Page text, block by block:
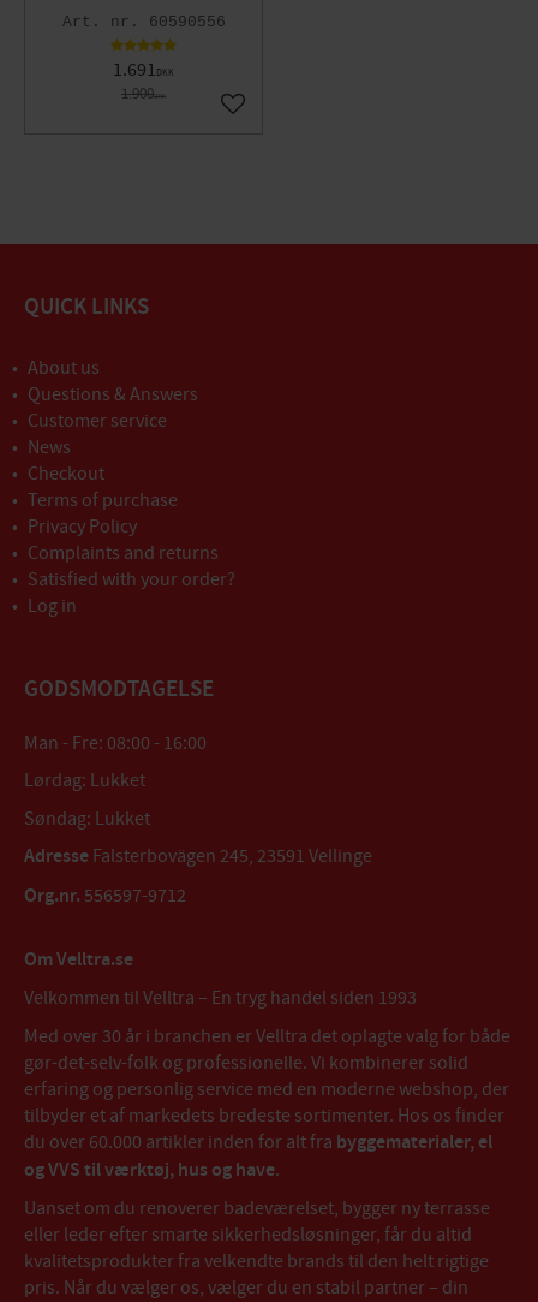
60590556
1.691DKK
1.900DKK
Gem som favorit
QUICK LINKS
About us
Questions & Answers
Customer service
News
Checkout
Terms of purchase
Privacy Policy
Complaints and returns
Satisfied with your order?
Log in
GODSMODTAGELSE
Man - Fre: 08:00 - 16:00
Lørdag: Lukket
Søndag: Lukket
Adresse Falsterbovägen 245, 23591 Vellinge
Org.nr. 556597-9712
Om Velltra.se
Velkommen til Velltra – En tryg handel siden 1993
Med over 30 år i branchen er Velltra det oplagte valg for både
gør-det-selv-folk og professionelle. Vi kombinerer solid
erfaring og personlig service med en moderne webshop, der
tilbyder et af markedets bredeste sortimenter. Hos os finder
du over 60.000 artikler inden for alt fra byggematerialer, el
og VVS til værktøj, hus og have.
Uanset om du renoverer badeværelset, bygger ny terrasse
eller leder efter smarte sikkerhedsløsninger, får du altid
kvalitetsprodukter fra velkendte brands til den helt rigtige
pris. Når du vælger os, vælger du en stabil partner – din